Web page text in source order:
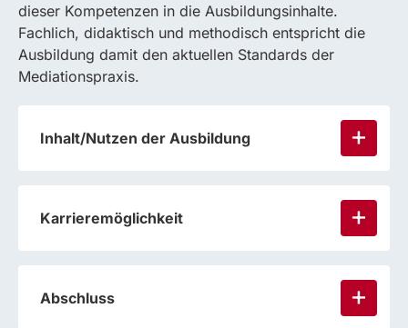
dieser Kompetenzen in die Ausbildungsinhalte.
Fachlich, didaktisch und methodisch entspricht die
Ausbildung damit den aktuellen Standards der
Mediationspraxis.
Inhalt/Nutzen der Ausbildung
Karrieremöglichkeit
Abschluss